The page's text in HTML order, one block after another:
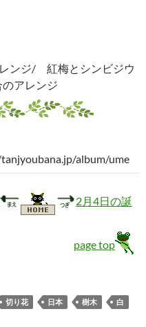
ンジ/ 紅梅とシンビジウ
アレンジ
album/ume
2月4日の誕
page top
切り花 日本 樹木
白